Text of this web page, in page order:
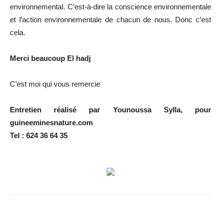
environnemental. C’est-à-dire la conscience environnementale
et l’action environnementale de chacun de nous. Donc c’est
cela.
Merci beaucoup El hadj
C’est moi qui vous remercie
Entretien réalisé par Younoussa Sylla, pour
guineeminesnature.com
Tel : 624 36 64 35